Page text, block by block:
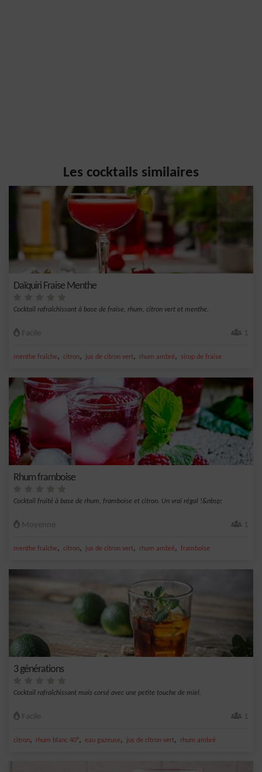
Les cocktails similaires
Daïquiri Fraise Menthe
Cocktail rafraîchissant à base de fraise, rhum, citron vert et menthe.
Facile 1
menthe fraîche, citron, jus de citron vert, rhum ambré, sirop de fraise
Rhum framboise
Cocktail fruité à base de rhum, framboise et citron. Un vrai régal !&nbsp;
Moyenne 1
menthe fraîche, citron, jus de citron vert, rhum ambré, framboise
3 générations
Cocktail rafraîchissant mais corsé avec une petite touche de miel.
Facile 1
citron, rhum blanc 40°, eau gazeuse, jus de citron vert, rhum ambré